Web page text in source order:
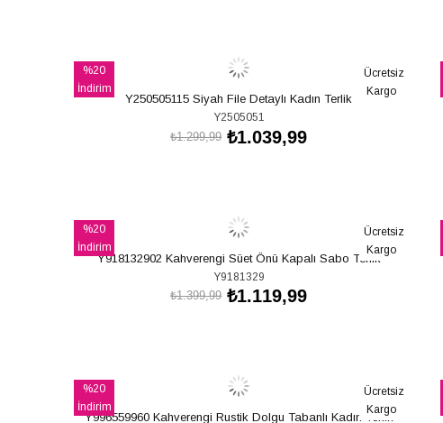
%20
İndirim
%20İndirim
Ücretsiz
Kargo
Y250505115 Siyah File Detaylı Kadın Terlik
Y2505051
₺1.039,99
₺1.299,99
%20
İndirim
%20İndirim
Ücretsiz
Kargo
Y918132902 Kahverengi Süet Önü Kapalı Sabo Terlik
Y9181329
₺1.119,99
₺1.399,99
%20
İndirim
Ücretsiz
Kargo
Y996559960 Kahverengi Rustik Dolgu Tabanlı Kadın Terlik